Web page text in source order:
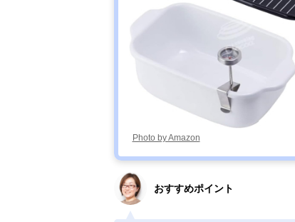
Photo by Amazon
おすすめポイント